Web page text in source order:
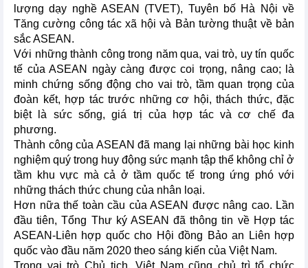
lượng dạy nghề ASEAN (TVET), Tuyên bố Hà Nội về
Tăng cường công tác xã hội và Bản tường thuật về bản
sắc ASEAN.
Với những thành công trong năm qua, vai trò, uy tín quốc
tế của ASEAN ngày càng được coi trọng, nâng cao; là
minh chứng sống động cho vai trò, tầm quan trọng của
đoàn kết, hợp tác trước những cơ hội, thách thức, đặc
biệt là sức sống, giá trị của hợp tác và cơ chế đa
phương.
Thành công của ASEAN đã mang lại những bài học kinh
nghiệm quý trong huy động sức mạnh tập thể không chỉ ở
tầm khu vực mà cả ở tầm quốc tế trong ứng phó với
những thách thức chung của nhân loại.
Hơn nữa thế toàn cầu của ASEAN được nâng cao. Lần
đầu tiên, Tổng Thư ký ASEAN đã thông tin về Hợp tác
ASEAN-Liên hợp quốc cho Hội đồng Bảo an Liên hợp
quốc vào đầu năm 2020 theo sáng kiến của Việt Nam.
Trong vai trò Chủ tịch, Việt Nam cũng chủ trì tổ chức